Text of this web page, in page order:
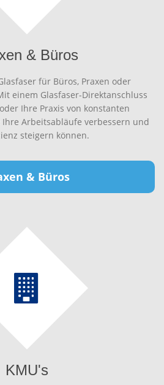
& Büros
für Büros, Praxen oder
einem Glasfaser-Direktanschluss
Ihre Praxis von konstanten
Arbeitsabläufe verbessern und
steigern können.
& Büros
KMU's